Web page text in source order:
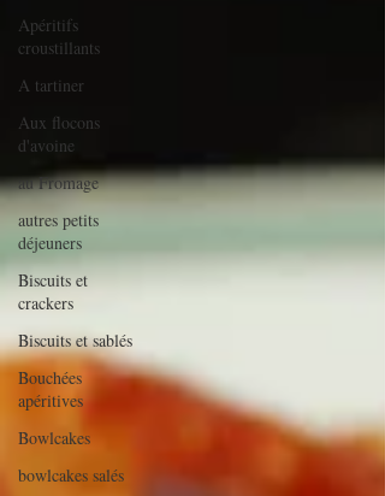
Apéritifs
croustillants
A tartiner
Aux flocons
d'avoine
au Fromage
autres petits
déjeuners
Biscuits et
crackers
Biscuits et sablés
Bouchées
apéritives
Bowlcakes
bowlcakes salés